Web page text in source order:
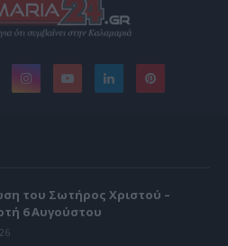
του Σωτήρος Χριστού –
6 Αυγούστου